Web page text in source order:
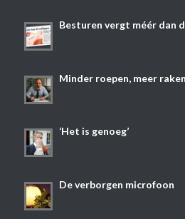
Besturen vergt méér dan
Minder roepen, meer
‘Het is genoeg’
De verborgen microfoon